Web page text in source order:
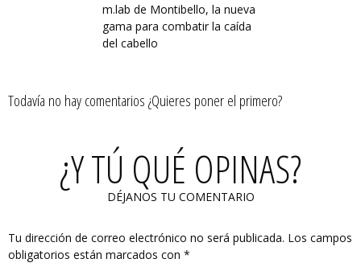
m.lab de Montibello, la nueva
gama para combatir la caída
del cabello
Todavía no hay comentarios ¿Quieres poner el primero?
¿Y TÚ QUÉ OPINAS?
DÉJANOS TU COMENTARIO
Tu dirección de correo electrónico no será publicada. Los campos
obligatorios están marcados con *